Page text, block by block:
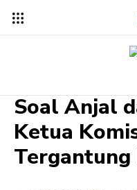
Soal Anjal
Ketua